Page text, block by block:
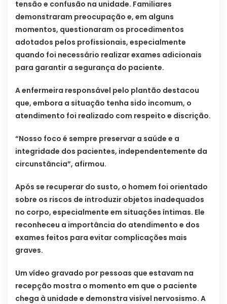
tensão e confusão na unidade. Familiares
demonstraram preocupação e, em alguns
momentos, questionaram os procedimentos
adotados pelos profissionais, especialmente
quando foi necessário realizar exames adicionais
para garantir a segurança do paciente.
A enfermeira responsável pelo plantão destacou
que, embora a situação tenha sido incomum, o
atendimento foi realizado com respeito e discrição.
“Nosso foco é sempre preservar a saúde e a
integridade dos pacientes, independentemente da
circunstância”, afirmou.
Após se recuperar do susto, o homem foi orientado
sobre os riscos de introduzir objetos inadequados
no corpo, especialmente em situações íntimas. Ele
reconheceu a importância do atendimento e dos
exames feitos para evitar complicações mais
graves.
Um vídeo gravado por pessoas que estavam na
recepção mostra o momento em que o paciente
chega à unidade e demonstra visível nervosismo. A